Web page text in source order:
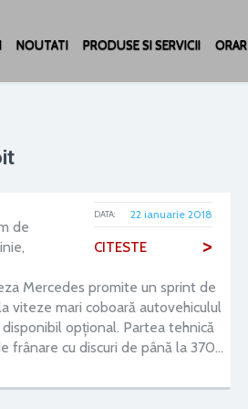
NOUTATI PRODUSE SI SERVICII ORAR
DATA: 22 ianuarie 2018
CITESTE >
de
Mercedes promite un sprint de
viteze mari coboară autovehiculul
opțional. Partea tehnică
frânare cu discuri de până la 370…